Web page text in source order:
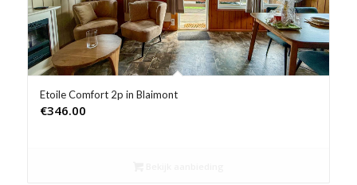
Etoile Comfort 2p in Blaimont
€346.00